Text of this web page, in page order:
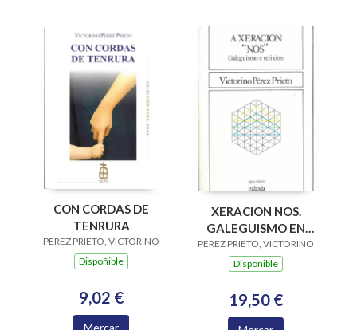
CON CORDAS DE
TENRURA
PEREZ PRIETO, VICTORINO
Dispoñible
9,02 €
XERACION NOS.
GALEGUISMO EN
RELIXION
PEREZ PRIETO, VICTORINO
Dispoñible
19,50 €